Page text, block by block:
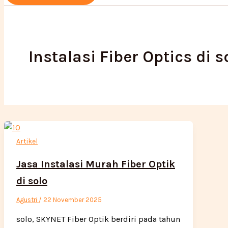
Instalasi Fiber Optics di
Artikel
Jasa Instalasi Murah Fiber Optik
di solo
Agustri / 22 November 2025
solo, SKYNET Fiber Optik berdiri pada tahun